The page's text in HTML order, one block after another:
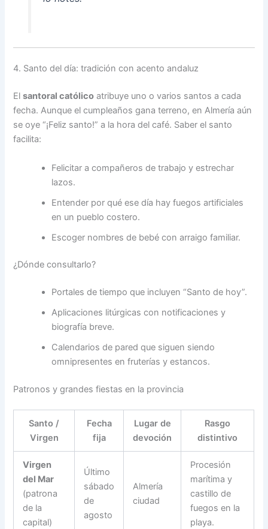
4. Santo del día: tradición con acento andaluz
Elsantoral católico atribuye uno o varios santos a cada
fecha. Aunque el cumpleaños gana terreno, en Almería aún
se oye “¡Feliz santo!” a la hora del café. Saber el santo
facilita:
Felicitar a compañeros de trabajo y estrechar
lazos.
Entender por qué ese día hay fuegos artificiales
en un pueblo costero.
Escoger nombres de bebé con arraigo familiar.
¿Dónde consultarlo?
Portales de tiempo que incluyen “Santo de hoy”.
Aplicaciones litúrgicas con notificaciones y
biografía breve.
Calendarios de pared que siguen siendo
omnipresentes en fruterías y estancos.
Patronos y grandes fiestas en la provincia
Santo /
Virgen
Fecha
fija
Lugar de
devoción
Rasgo
distintivo
Virgen
del Mar
(patrona
de la
capital)
Último
sábado
de
agosto
Almería
ciudad
Procesión
marítima y
castillo de
fuegos en la
playa.